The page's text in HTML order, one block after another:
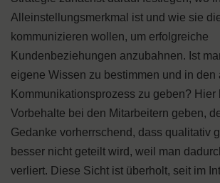
Alleinstellungsmerkmal ist und wie sie
kommunizieren wollen, um erfolgreiche
Kundenbeziehungen anzubahnen. Ist
eigene Wissen zu bestimmen und in den
Kommunikationsprozess zu geben? Hier
Vorbehalte bei den Mitarbeitern geben,
Gedanke vorherrschend, dass qualitativ
besser nicht geteilt wird, weil man
verliert. Diese Sicht ist überholt, seit im